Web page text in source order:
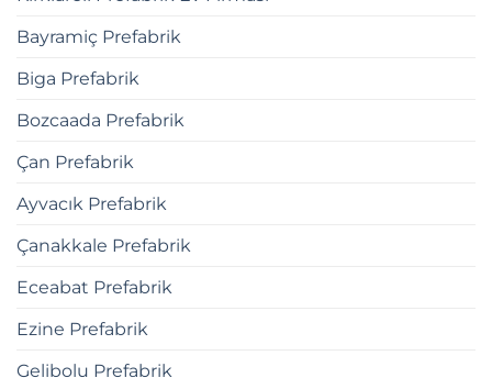
Bayramiç Prefabrik
Biga Prefabrik
Bozcaada Prefabrik
Çan Prefabrik
Ayvacık Prefabrik
Çanakkale Prefabrik
Eceabat Prefabrik
Ezine Prefabrik
Gelibolu Prefabrik